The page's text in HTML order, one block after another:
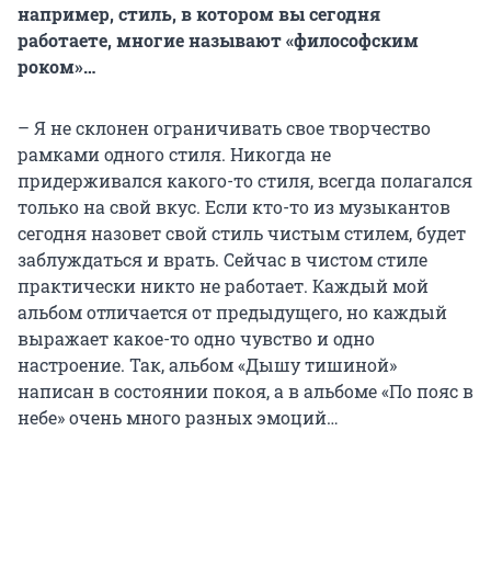
например, стиль, в котором вы сегодня
работаете, многие называют «философским
роком»…
– Я не склонен ограничивать свое творчество
рамками одного стиля. Никогда не
придерживался какого-то стиля, всегда полагался
только на свой вкус. Если кто-то из музыкантов
сегодня назовет свой стиль чистым стилем, будет
заблуждаться и врать. Сейчас в чистом стиле
практически никто не работает. Каждый мой
альбом отличается от предыдущего, но каждый
выражает какое-то одно чувство и одно
настроение. Так, альбом «Дышу тишиной»
написан в состоянии покоя, а в альбоме «По пояс в
небе» очень много разных эмоций…